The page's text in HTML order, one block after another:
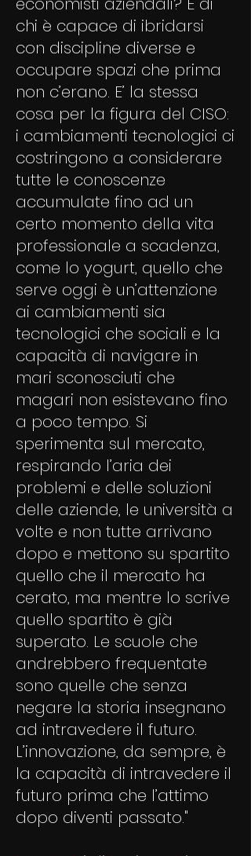
chi è capace di ibridarsi
con discipline diverse e
occupare spazi che prima
non c’erano. E’ la stessa
cosa per la figura del CISO:
i cambiamenti tecnologici ci
costringono a considerare
tutte le conoscenze
accumulate fino ad un
certo momento della vita
professionale a scadenza,
come lo yogurt, quello che
serve oggi è un’attenzione
ai cambiamenti sia
tecnologici che sociali e la
capacità di navigare in
mari sconosciuti che
magari non esistevano fino
a poco tempo. Si
sperimenta sul mercato,
respirando l’aria dei
problemi e delle soluzioni
delle aziende, le università a
volte e non tutte arrivano
dopo e mettono su spartito
quello che il mercato ha
cerato, ma mentre lo scrive
quello spartito è già
superato. Le scuole che
andrebbero frequentate
sono quelle che senza
negare la storia insegnano
ad intravedere il futuro.
L’innovazione, da sempre, è
la capacità di intravedere il
futuro prima che l’attimo
dopo diventi passato."